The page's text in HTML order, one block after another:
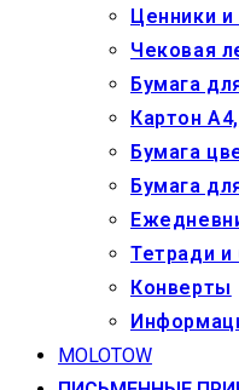
Ценники
Чековая
Бумага
Картон
Бумага
Бумага
Тетради
Конверты
MOLOTOW